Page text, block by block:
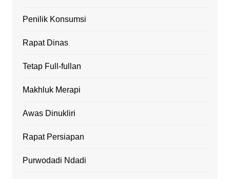
Penilik Konsumsi
Rapat Dinas
Tetap Full-fullan
Makhluk Merapi
Awas Dinukliri
Rapat Persiapan
Purwodadi Ndadi